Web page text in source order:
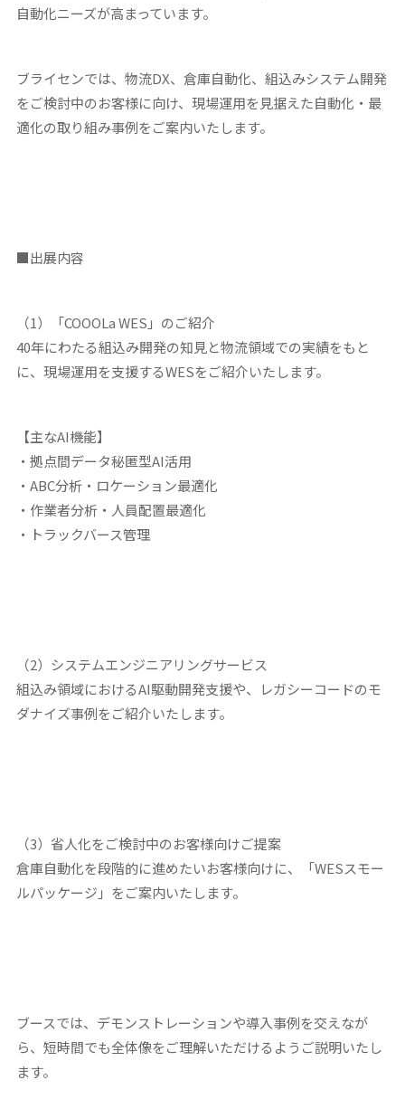
自動化ニーズが高まっています。
ブライセンでは、物流DX、倉庫自動化、組込みシステム開発
をご検討中のお客様に向け、現場運用を見据えた自動化・最
適化の取り組み事例をご案内いたします。
■出展内容
（1）「COOOLa WES」のご紹介
40年にわたる組込み開発の知見と物流領域での実績をもと
に、現場運用を支援するWESをご紹介いたします。
【主なAI機能】
・拠点間データ秘匿型AI活用
・ABC分析・ロケーション最適化
・作業者分析・人員配置最適化
・トラックバース管理
（2）システムエンジニアリングサービス
組込み領域におけるAI駆動開発支援や、レガシーコードのモ
ダナイズ事例をご紹介いたします。
（3）省人化をご検討中のお客様向けご提案
倉庫自動化を段階的に進めたいお客様向けに、「WESスモー
ルパッケージ」をご案内いたします。
ブースでは、デモンストレーションや導入事例を交えなが
ら、短時間でも全体像をご理解いただけるようご説明いたし
ます。